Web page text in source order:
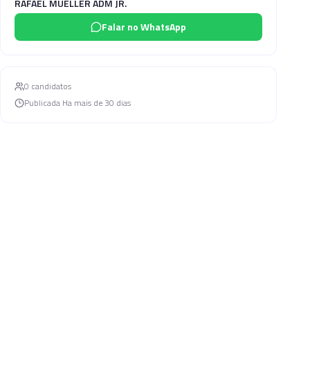
RAFAEL MUELLER ADM JR.
Falar no WhatsApp
0 candidatos
Publicada Ha mais de 30 dias